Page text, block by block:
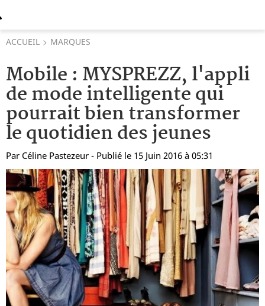
ACCUEIL MARQUES
Mobile : MYSPREZZ, l'appli
de mode intelligente qui
pourrait bien transformer
le quotidien des jeunes
Par Céline Pastezeur - Publié le 15 Juin 2016 à 05:31